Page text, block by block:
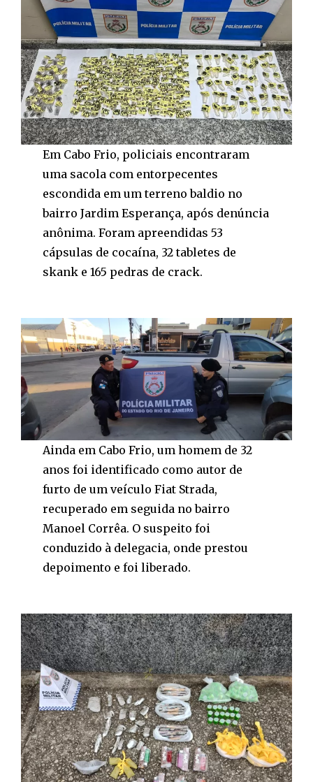
Em Cabo Frio, policiais encontraram
uma sacola com entorpecentes
escondida em um terreno baldio no
bairro Jardim Esperança, após denúncia
anônima. Foram apreendidas 53
cápsulas de cocaína, 32 tabletes de
skank e 165 pedras de crack.
Ainda em Cabo Frio, um homem de 32
anos foi identificado como autor de
furto de um veículo Fiat Strada,
recuperado em seguida no bairro
Manoel Corrêa. O suspeito foi
conduzido à delegacia, onde prestou
depoimento e foi liberado.